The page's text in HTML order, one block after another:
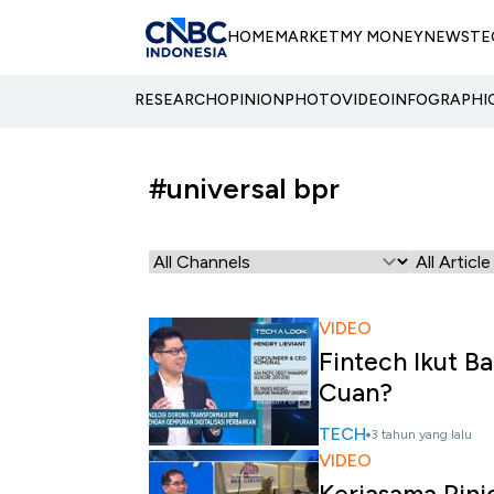
HOMEMARKETMY MONEYNEWS
RESEARCHOPINIONPHOTOVIDEO
#universal bpr
VIDEO
Fintech Ikut
Cuan?
TECH 3 tahun yang lalu
VIDEO